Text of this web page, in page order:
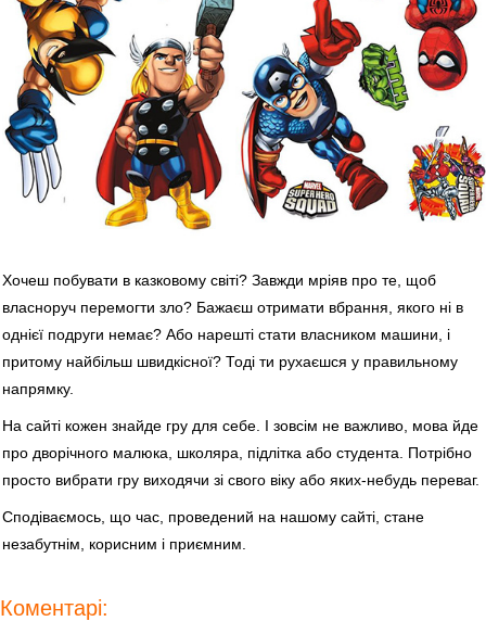
Хочеш побувати в казковому світі? Завжди мріяв про те, щоб
власноруч перемогти зло? Бажаєш отримати вбрання, якого ні в
однієї подруги немає? Або нарешті стати власником машини, і
притому найбільш швидкісної? Тоді ти рухаєшся у правильному
напрямку.
На сайті кожен знайде гру для себе. І зовсім не важливо, мова йде
про дворічного малюка, школяра, підлітка або студента. Потрібно
просто вибрати гру виходячи зі свого віку або яких-небудь переваг.
Сподіваємось, що час, проведений на нашому сайті, стане
незабутнім, корисним і приємним.
Коментарі: